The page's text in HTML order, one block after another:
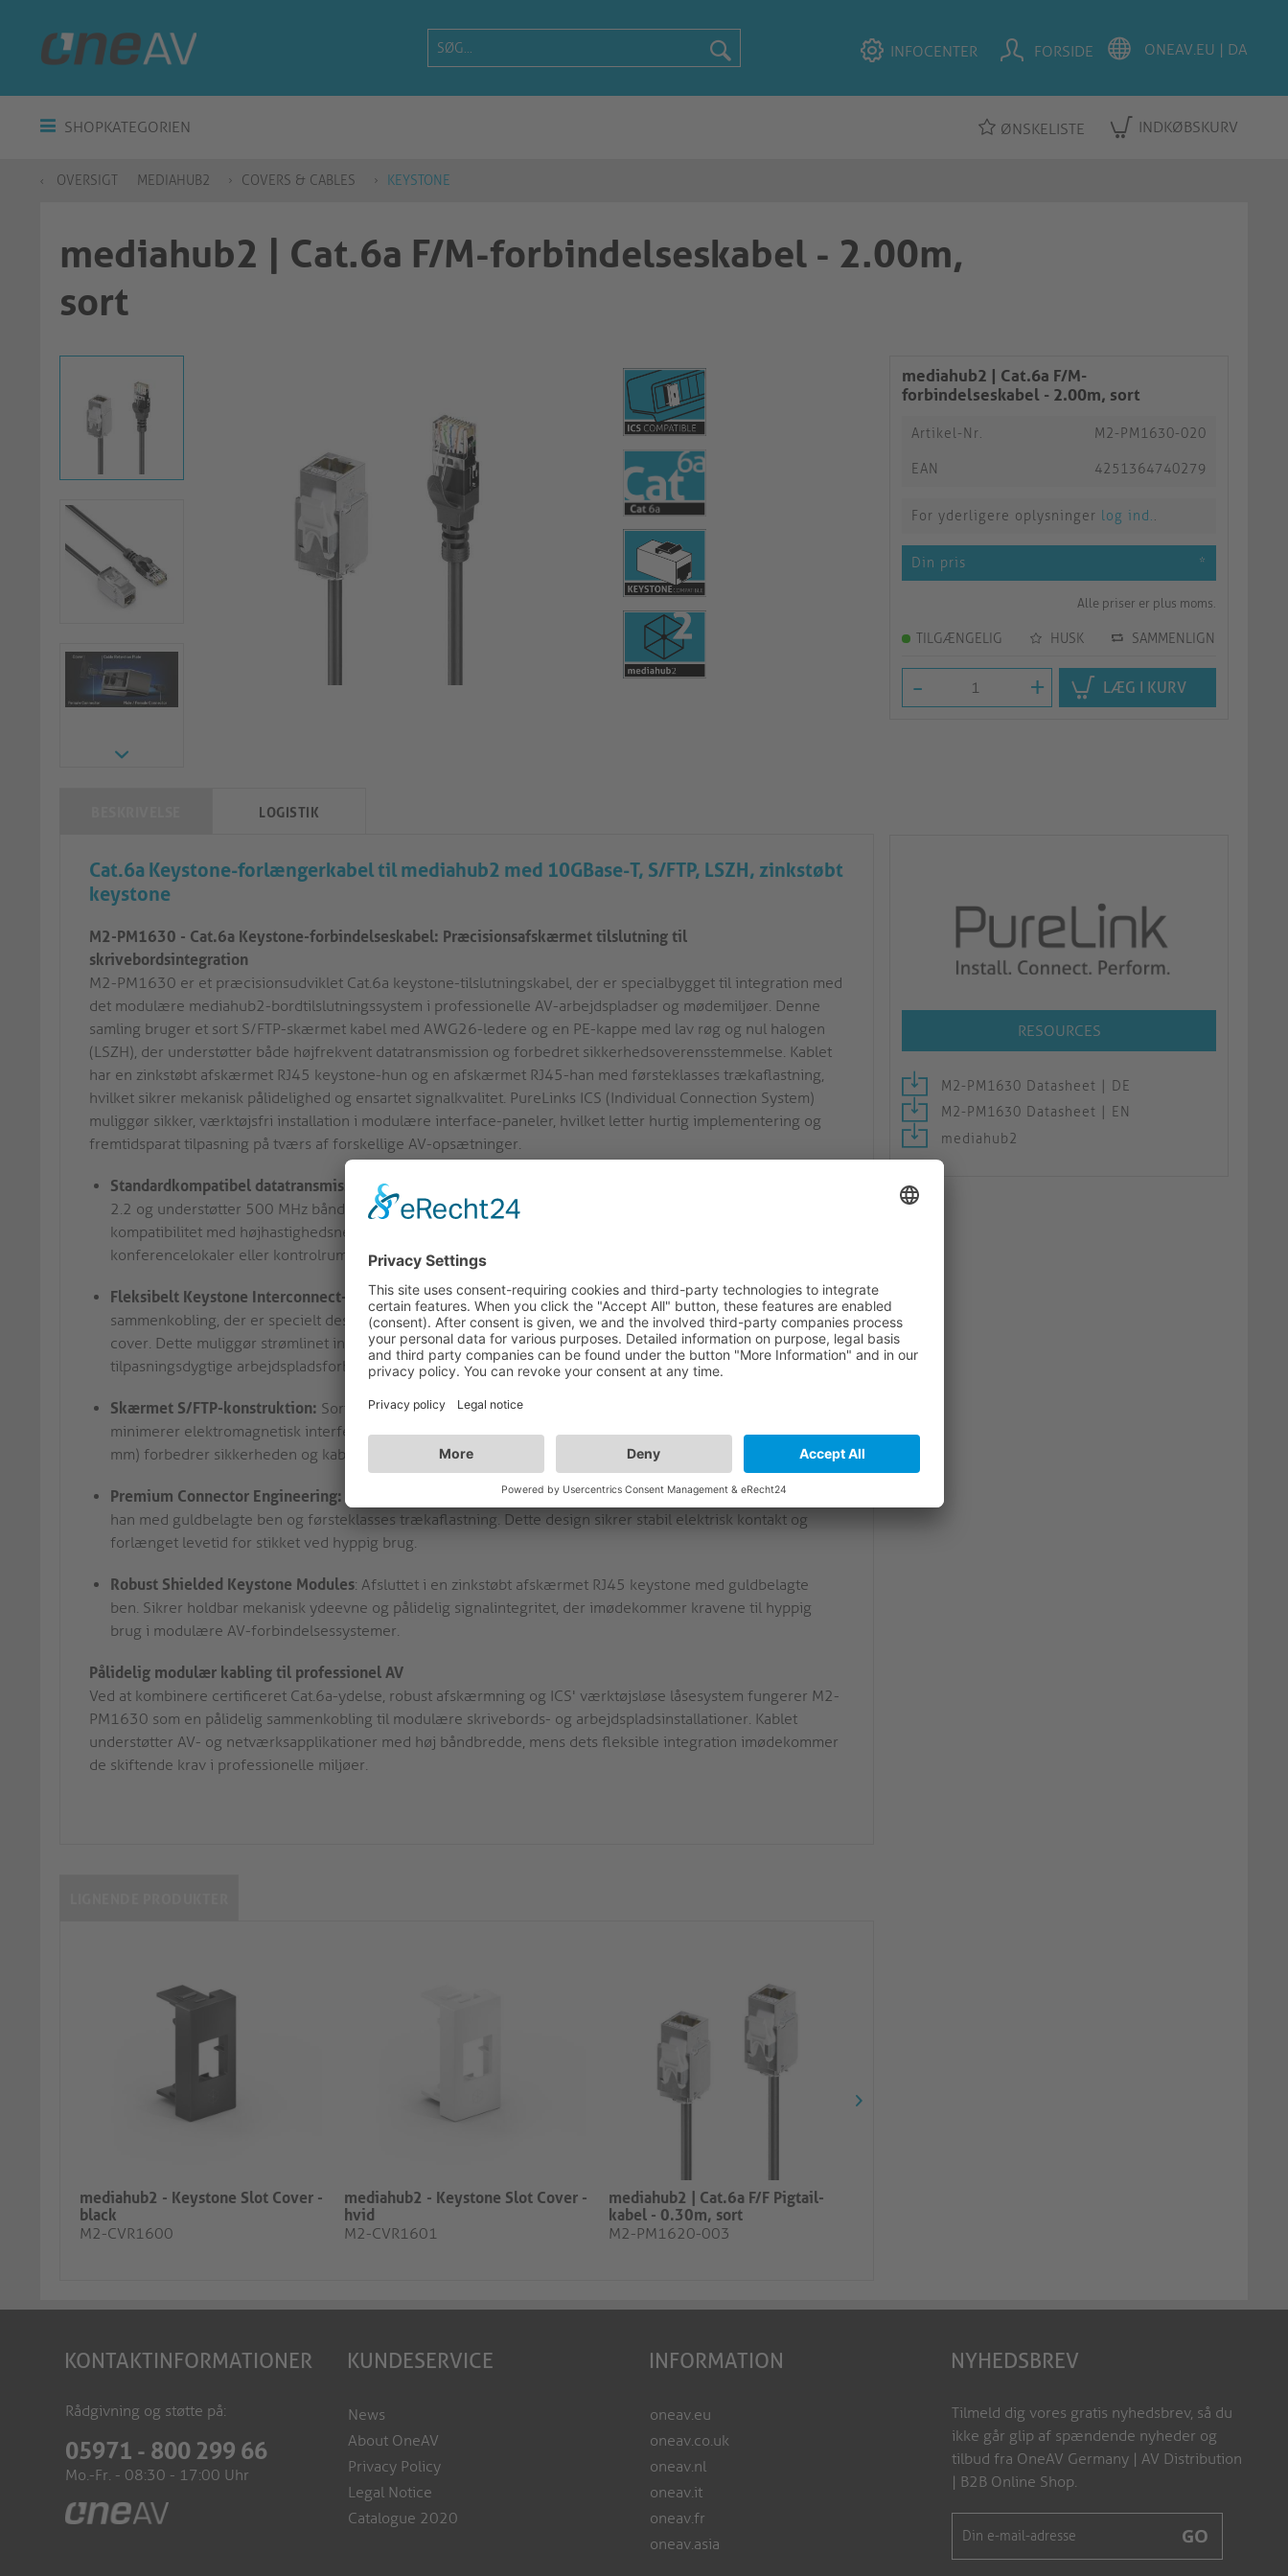
INFOCENTER FORSIDE
SHOPKATEGORIEN ØNSKELISTE INDKØBSKURV
OVERSIGT MEDIAHUB2 COVERS & CABLES KEYSTONE
mediahub2 | Cat.6a F/M-forbindelseskabel - 2.00m,
sort
mediahub2 | Cat.6a F/M-
forbindelseskabel - 2.00m, sort
Artikel-Nr. M2-PM1630-020
EAN 4251364740279
For yderligere oplysninger log ind..
Din pris *
Alle priser er plus moms.
TILGÆNGELIG HUSK SAMMENLIGN
- + LÆG I KURV
RESOURCES
M2-PM1630 Datasheet | DE
M2-PM1630 Datasheet | EN
mediahub2
LOGISTIK
Cat.6a Keystone-forlængerkabel til mediahub2 med 10GBase-T, S/FTP, LSZH, zinkstøbt
keystone
M2-PM1630 - Cat.6a Keystone-forbindelseskabel: Præcisionsafskærmet tilslutning til
skrivebordsintegration
M2-PM1630 er et præcisionsudviklet Cat.6a keystone-tilslutningskabel, der er specialbygget til integration med
det modulære mediahub2-bordtilslutningssystem i professionelle AV-arbejdspladser og mødemiljøer. Denne
samling bruger et sort S/FTP-skærmet kabel med AWG26-ledere og en PE-kappe med lav røg og nul halogen
(LSZH), der understøtter både højfrekvent datatransmission og forbedret sikkerhedsoverensstemmelse. Kablet
har en zinkstøbt afskærmet RJ45 keystone-hun og en afskærmet RJ45-han med førsteklasses trækaflastning,
hvilket sikrer mekanisk pålidelighed og ensartet signalkvalitet. PureLinks ICS (Individual Connection System)
muliggør sikker, værktøjsfri installation i modulære interface-paneler, hvilket letter hurtig implementering og
fremtidsparat tilpasning på tværs af forskellige AV-opsætninger.
Standardkompatibel datatransmission: Kablet er certificeret til ANSI/TIA-568-C.2 og ISO/IEC 11801 Ed
2.2 og understøtter 500 MHz båndbredde til 10GBase-T Ethernet- og HDBaseT-applikationer. Dette sikrer
kompatibilitet med højhastighedsnetværk og AV-signaldistribution i krævende miljøer såsom
konferencelokaler eller kontrolrum.
Fleksibelt Keystone Interconnect-design: Samlingen giver en RJ45 keystone-hun til RJ45-han-
sammenkobling, der er specielt designet til at parre med mediahub2 M2-CRV generisk keystone slot
cover. Dette muliggør strømlinet integration i modulære skrivebords- eller podiepaneler og understøtter
tilpasningsdygtige arbejdspladsforbindelser.
Skærmet S/FTP-konstruktion: Sort S/FTP-kabel (shielded foiled twisted pair) med AWG26-ledere
minimerer elektromagnetisk interferens og krydstale. LSZH (low-smoke zero-halogen) PE-kappen (Ø5,9
mm) forbedrer sikkerheden og kablets holdbarhed i offentlige eller lukkede AV-miljøer.
Premium Connector Engineering: Kablet har en zinkstøbt afskærmet RJ45-hun og en afskærmet RJ45-
han med guldbelagte ben og førsteklasses trækaflastning. Dette design sikrer stabil elektrisk kontakt og
forlænget levetid for stikket ved hyppig brug.
Robust Shielded Keystone Modules: Afsluttet i en zinkstøbt afskærmet RJ45 keystone med guldbelagte
ben. Sikrer holdbar mekanisk ydeevne og pålidelig signalintegritet, der imødekommer kravene til hyppig
brug i modulære AV-forbindelsessystemer.
Pålidelig modulær kabling til professionel AV
Ved at kombinere certificeret Cat.6a-ydelse, robust afskærmning og ICS' værktøjsløse låsesystem fungerer M2-
PM1630 som en pålidelig sammenkobling til modulære skrivebords- og arbejdspladsinstallationer. Kablet
understøtter AV- og netværksapplikationer med høj båndbredde, mens dets fleksible integration imødekommer
de skiftende krav i professionelle miljøer.
mediahub2 - Keystone Slot Cover -
black
M2-CVR1600
mediahub2 - Keystone Slot Cover -
hvid
M2-CVR1601
mediahub2 | Cat.6a F/F Pigtail-
kabel - 0.30m, sort
M2-PM1620-003
KONTAKTINFORMATIONER
Rådgivning og støtte på:
05971 - 800 299 66
Mo.-Fr. - 08:30 - 17:00 Uhr
KUNDESERVICE
News
About OneAV
Privacy Policy
Legal Notice
Catalogue 2020
INFORMATION
oneav.eu
oneav.co.uk
oneav.nl
oneav.it
oneav.fr
oneav.asia
NYHEDSBREV
Tilmeld dig vores gratis nyhedsbrev, så du
ikke går glip af spændende nyheder og
tilbud fra OneAV Germany | AV Distribution
| B2B Online Shop.